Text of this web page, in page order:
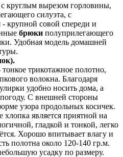
с круглым вырезом горловины,
силуэта, с
крупной совой спереди и
брюки полуприлегающего
Удобная модель домашней
тонкое трикотажное полотно,
волокна. Благодаря
удобно носить дома, а
С внешней стороны
узора продольных косичек.
хлопка является приятной на
гладкой и тонкой, легко
Хорошо впитывает влагу и
полотна около 120-140 гр.м.
усадку по размеру.